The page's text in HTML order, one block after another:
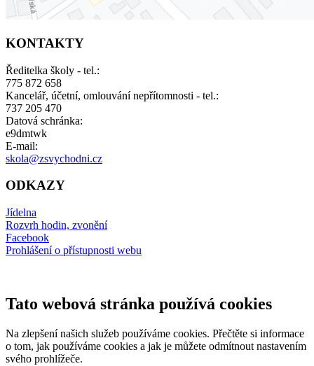
KONTAKTY
Ředitelka školy - tel.:
775 872 658
Kancelář, účetní, omlouvání nepřítomnosti - tel.:
737 205 470
Datová schránka:
e9dmtwk
E-mail:
skola@zsvychodni.cz
ODKAZY
Jídelna
Rozvrh hodin, zvonění
Facebook
Prohlášení o přístupnosti webu
Tato webová stránka používá cookies
Na zlepšení našich služeb používáme cookies. Přečtěte si informace
o tom, jak používáme cookies a jak je můžete odmítnout nastavením
svého prohlížeče.